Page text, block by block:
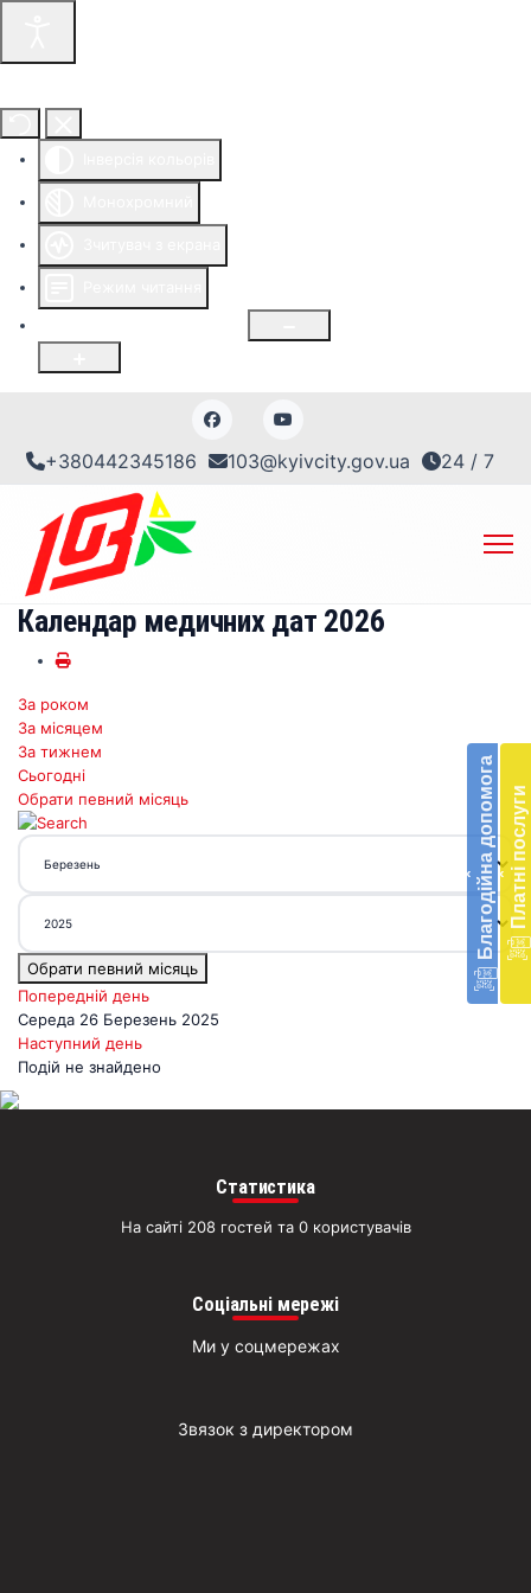
+380442345186 103@kyivcity.gov.ua 24 / 7
‹ Благодійна допомогав
‹ Платні послуги
Календар медичних дат 2026
За роком
За місяцем
За тижнем
Сьогодні
Обрати певний місяць
Обрати певний місяць
Попередній день
Середа 26 Березень 2025
Наступний день
Подій не знайдено
Статистика
На сайті 208 гостей та 0 користувачів
Соціальні мережі
Ми у соцмережах
Звязок з директором